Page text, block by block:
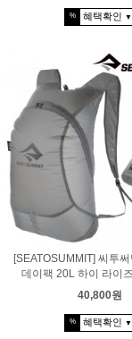
% 혜택확인 ▼
[SEATOSUMMIT] 씨투
데이팩 20L 하이 라이
40,800원
% 혜택확인 ▼